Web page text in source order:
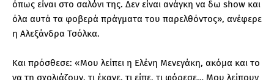
όπως είναι στο σαλόνι της. Δεν είναι ανάγκη να δω show και
όλα αυτά τα φοβερά πράγματα του παρελθόντος», ανέφερε
η Αλεξάνδρα Τσόλκα.
Και πρόσθεσε: «Μου λείπει η Ελένη Μενεγάκη, ακόμα και το
να τη σχολιάζουν, τι έκανε, τι είπε, τι φόρεσε… Μου λείπουν